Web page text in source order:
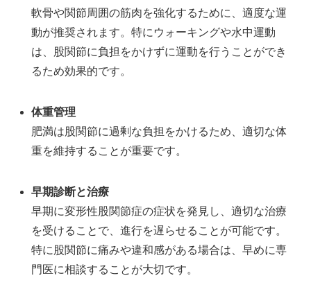
軟骨や関節周囲の筋肉を強化するために、適度な運
動が推奨されます。特にウォーキングや水中運動
は、股関節に負担をかけずに運動を行うことができ
るため効果的です。
体重管理
肥満は股関節に過剰な負担をかけるため、適切な体
重を維持することが重要です。
早期診断と治療
早期に変形性股関節症の症状を発見し、適切な治療
を受けることで、進行を遅らせることが可能です。
特に股関節に痛みや違和感がある場合は、早めに専
門医に相談することが大切です。